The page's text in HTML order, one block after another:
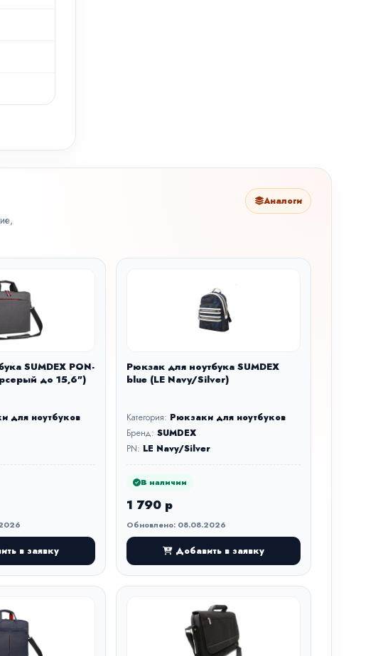
Аналоги
SUMDEX PON-
до 15,6")
для ноутбуков
в заявку
Рюкзак для ноутбука SUMDEX
blue (LE Navy/Silver)
Категория: Рюкзаки для ноутбуков
Бренд: SUMDEX
PN: LE Navy/Silver
В наличии
1 790 р
Обновлено: 08.08.2026
Добавить в заявку